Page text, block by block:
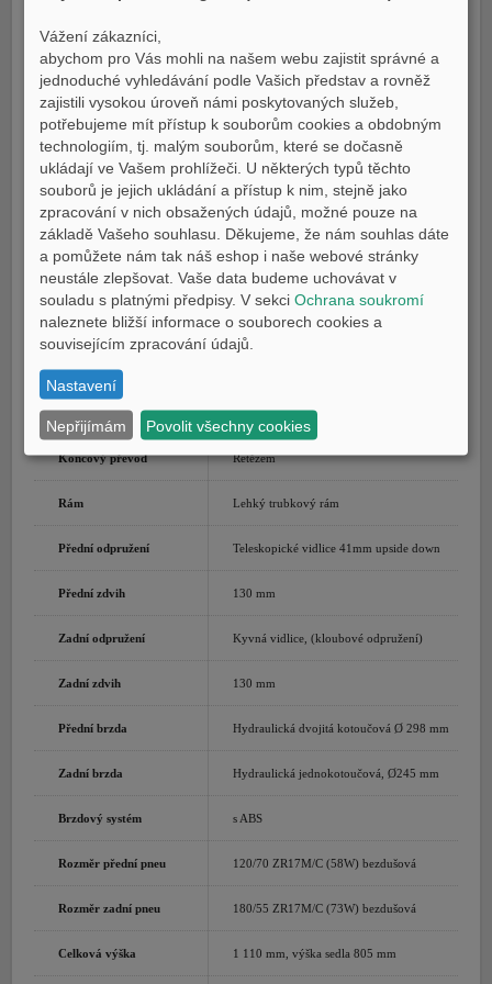
Zdvihový objem
Výkon
54,0 kW (73,4 k) při 8 750 ot./min,
alternativně 35,0 kW (47,6 PS) @ 7.750
ot/min.
Kroutící moment 68,0 Nm (6,9 kg-m) při 6 500 ot./min
Příprava směsi Vstřikování paliva, emise 97 g/km
Systém zapalování TCI
Systém mazání Zásoba oleje v klikové skříni
Systém startování Elektrický startér
Převodovka/převodový
poměr
Koncový převod Řetězem
Rám Lehký trubkový rám
Přední odpružení Teleskopické vidlice 41mm upside down
Přední zdvih 130 mm
Zadní odpružení Kyvná vidlice, (kloubové odpružení)
Zadní zdvih 130 mm
Přední brzda Hydraulická dvojitá kotoučová Ø 298 mm
Zadní brzda Hydraulická jednokotoučová, Ø245 mm
Brzdový systém s ABS
Rozměr přední pneu 120/70 ZR17M/C (58W) bezdušová
Rozměr zadní pneu 180/55 ZR17M/C (73W) bezdušová
Celková výška 1 110 mm, výška sedla 805 mm
Vážení zákazníci,
abychom pro Vás mohli na našem webu zajistit správné a
jednoduché vyhledávání podle Vašich představ a rovněž
zajistili vysokou úroveň námi poskytovaných služeb,
potřebujeme mít přístup k souborům cookies a obdobným
technologiím, tj. malým souborům, které se dočasně
ukládají ve Vašem prohlížeči. U některých typů těchto
souborů je jejich ukládání a přístup k nim, stejně jako
zpracování v nich obsažených údajů, možné pouze na
základě Vašeho souhlasu. Děkujeme, že nám souhlas dáte
a pomůžete nám tak náš eshop i naše webové stránky
neustále zlepšovat. Vaše data budeme uchovávat v
souladu s platnými předpisy. V sekciOchrana soukromí
naleznete bližší informace o souborech cookies a
souvisejícím zpracování údajů.
Nastavení
Nepřijímám Povolit všechny cookies